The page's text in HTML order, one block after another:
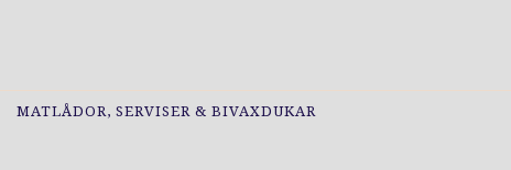
MATLÅDOR, SERVISER & BIVAXDUKAR